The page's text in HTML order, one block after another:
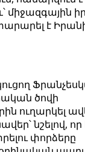
միջազգային
է
ծովի
ուղարկել
նշելով, որ
փորձերը